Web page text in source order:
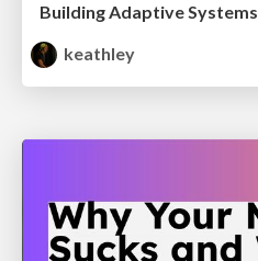
Building Adaptive Systems
keathley